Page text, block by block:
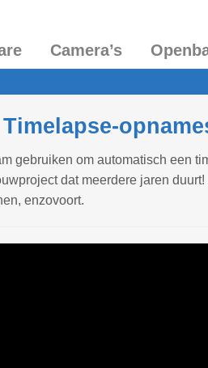
Camera’s
gebruiken om automatisch een
dat meerdere jaren
enzovoort.